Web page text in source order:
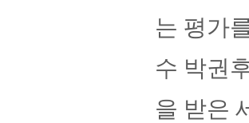
는 평가
수 박권
을 받은